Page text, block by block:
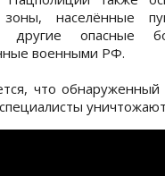
населённые
другие опасные
военными РФ.
что обнаруженный